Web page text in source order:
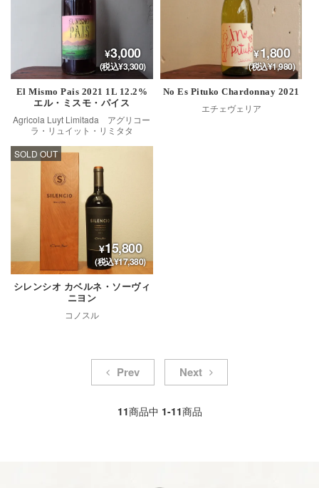
3,000
(税込¥3,300)
El Mismo Pais 2021 1L 12.2%
エル・ミスモ・パイス
Agricola Luyt Limitada アグリコー
ラ・リュイット・リミタタ
1,800
(税込¥1,980)
No Es Pituko Chardonnay 2021
エチェヴェリア
15,800
(税込¥17,380)
SOLD OUT
シレンシオ カベルネ・ソーヴィ
ニヨン
コノスル
Prev Next
11商品中 1-11商品